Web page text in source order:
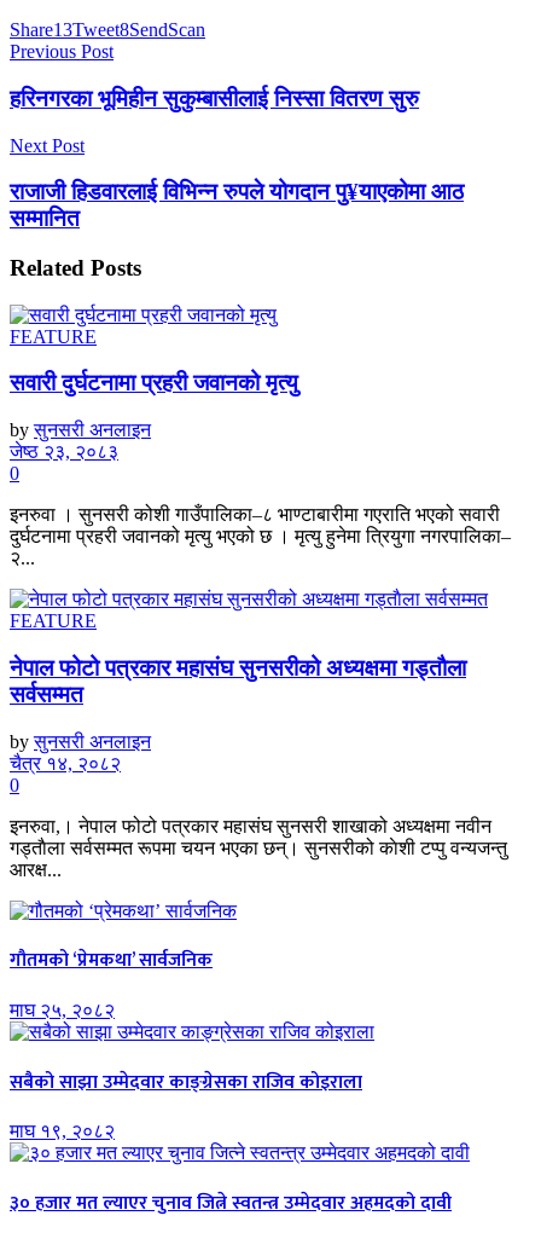
Share13Tweet8SendScan
Previous Post
हरिनगरका भूमिहीन सुकुम्बासीलाई निस्सा वितरण सुरु
Next Post
राजाजी हिडवारलाई विभिन्न रुपले योगदान पु¥याएकोमा आठ
सम्मानित
Related Posts
FEATURE
सवारी दुर्घटनामा प्रहरी जवानको मृत्यु
by सुनसरी अनलाइन
जेष्ठ २३, २०८३
0
इनरुवा । सुनसरी कोशी गाउँपालिका–८ भाण्टाबारीमा गएराति भएको सवारी
दुर्घटनामा प्रहरी जवानको मृत्यु भएको छ । मृत्यु हुनेमा त्रियुगा नगरपालिका–
२...
FEATURE
नेपाल फोटो पत्रकार महासंघ सुनसरीको अध्यक्षमा गड्ताैला
सर्वसम्मत
by सुनसरी अनलाइन
चैत्र १४, २०८२
0
इनरुवा,। नेपाल फोटो पत्रकार महासंघ सुनसरी शाखाको अध्यक्षमा नवीन
गड्ताैला सर्वसम्मत रूपमा चयन भएका छन्। सुनसरीको काेशी टप्पु वन्यजन्तु
आरक्ष...
गौतमको ‘प्रेमकथा’ सार्वजनिक
माघ २५, २०८२
सबैको साझा उम्मेदवार काङ्ग्रेसका राजिव कोइराला
माघ १९, २०८२
३० हजार मत ल्याएर चुनाव जित्ने स्वतन्त्र उम्मेदवार अहमदको दावी